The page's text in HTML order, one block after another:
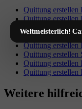
Quittung erstellen
Quittung erstellen
Quittung erstellen
Quittung erstellen
Quittung erstellen
Quittung erstellen
Quittung erstellen
Quittung erstellen
Weitere
Weltmeisterlich!